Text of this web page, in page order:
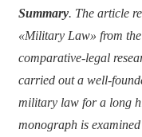
Summary. The article
«Military Law» from
comparative-legal
carried out a well-
military law for a long
monograph is